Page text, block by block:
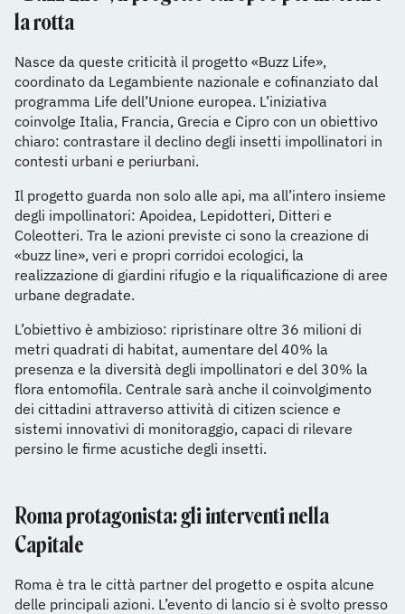
la rotta
Nasce da queste criticità il progetto «Buzz Life»,
coordinato da Legambiente nazionale e cofinanziato dal
programma Life dell’Unione europea. L’iniziativa
coinvolge Italia, Francia, Grecia e Cipro con un obiettivo
chiaro: contrastare il declino degli insetti impollinatori in
contesti urbani e periurbani.
Il progetto guarda non solo alle api, ma all’intero insieme
degli impollinatori: Apoidea, Lepidotteri, Ditteri e
Coleotteri. Tra le azioni previste ci sono la creazione di
«buzz line», veri e propri corridoi ecologici, la
realizzazione di giardini rifugio e la riqualificazione di aree
urbane degradate.
L’obiettivo è ambizioso: ripristinare oltre 36 milioni di
metri quadrati di habitat, aumentare del 40% la
presenza e la diversità degli impollinatori e del 30% la
flora entomofila. Centrale sarà anche il coinvolgimento
dei cittadini attraverso attività di citizen science e
sistemi innovativi di monitoraggio, capaci di rilevare
persino le firme acustiche degli insetti.
Roma protagonista: gli interventi nella
Capitale
Roma è tra le città partner del progetto e ospita alcune
delle principali azioni. L’evento di lancio si è svolto presso